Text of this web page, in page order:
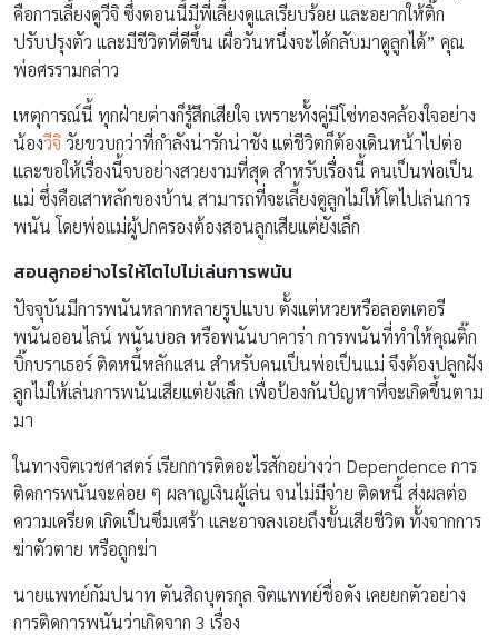
คือการเลี้ยงดูวีจิ ซึ่งตอนนี้มีพี่เลี้ยงดูแลเรียบร้อย และอยากให้ติ๊ก
ปรับปรุงตัว และมีชีวิตที่ดีขึ้น เผื่อวันหนึ่งจะได้กลับมาดูลูกได้” คุณ
พ่อศรรามกล่าว
เหตุการณ์นี้ ทุกฝ่ายต่างก็รู้สึกเสียใจ เพราะทั้งคู่มีโซ่ทองคล้องใจอย่าง
น้องวีจิวัยขวบกว่าที่กำลังน่ารักน่าชัง แต่ชีวิตก็ต้องเดินหน้าไปต่อ
และขอให้เรื่องนี้จบอย่างสวยงามที่สุด สำหรับเรื่องนี้ คนเป็นพ่อเป็น
แม่ ซึ่งคือเสาหลักของบ้าน สามารถที่จะเลี้ยงดูลูกไม่ให้โตไปเล่นการ
พนัน โดยพ่อแม่ผู้ปกครองต้องสอนลูกเสียแต่ยังเล็ก
สอนลูกอย่างไรให้โตไปไม่เล่นการพนัน
ปัจจุบันมีการพนันหลากหลายรูปแบบ ตั้งแต่หวยหรือลอตเตอรี
พนันออนไลน์ พนันบอล หรือพนันบาคาร่า การพนันที่ทำให้คุณติ๊ก
บิ๊กบราเธอร์ ติดหนี้หลักแสน สำหรับคนเป็นพ่อเป็นแม่ จึงต้องปลูกฝัง
ลูกไม่ให้เล่นการพนันเสียแต่ยังเล็ก เพื่อป้องกันปัญหาที่จะเกิดขึ้นตาม
มา
ในทางจิตเวชศาสตร์ เรียกการติดอะไรสักอย่างว่า Dependence การ
ติดการพนันจะค่อย ๆ ผลาญเงินผู้เล่น จนไม่มีจ่าย ติดหนี้ ส่งผลต่อ
ความเครียด เกิดเป็นซึมเศร้า และอาจลงเอยถึงขั้นเสียชีวิต ทั้งจากการ
ฆ่าตัวตาย หรือถูกฆ่า
นายแพทย์กัมปนาท ตันสิถบุตรกุล จิตแพทย์ชื่อดัง เคยยกตัวอย่าง
การติดการพนันว่าเกิดจาก 3 เรื่อง